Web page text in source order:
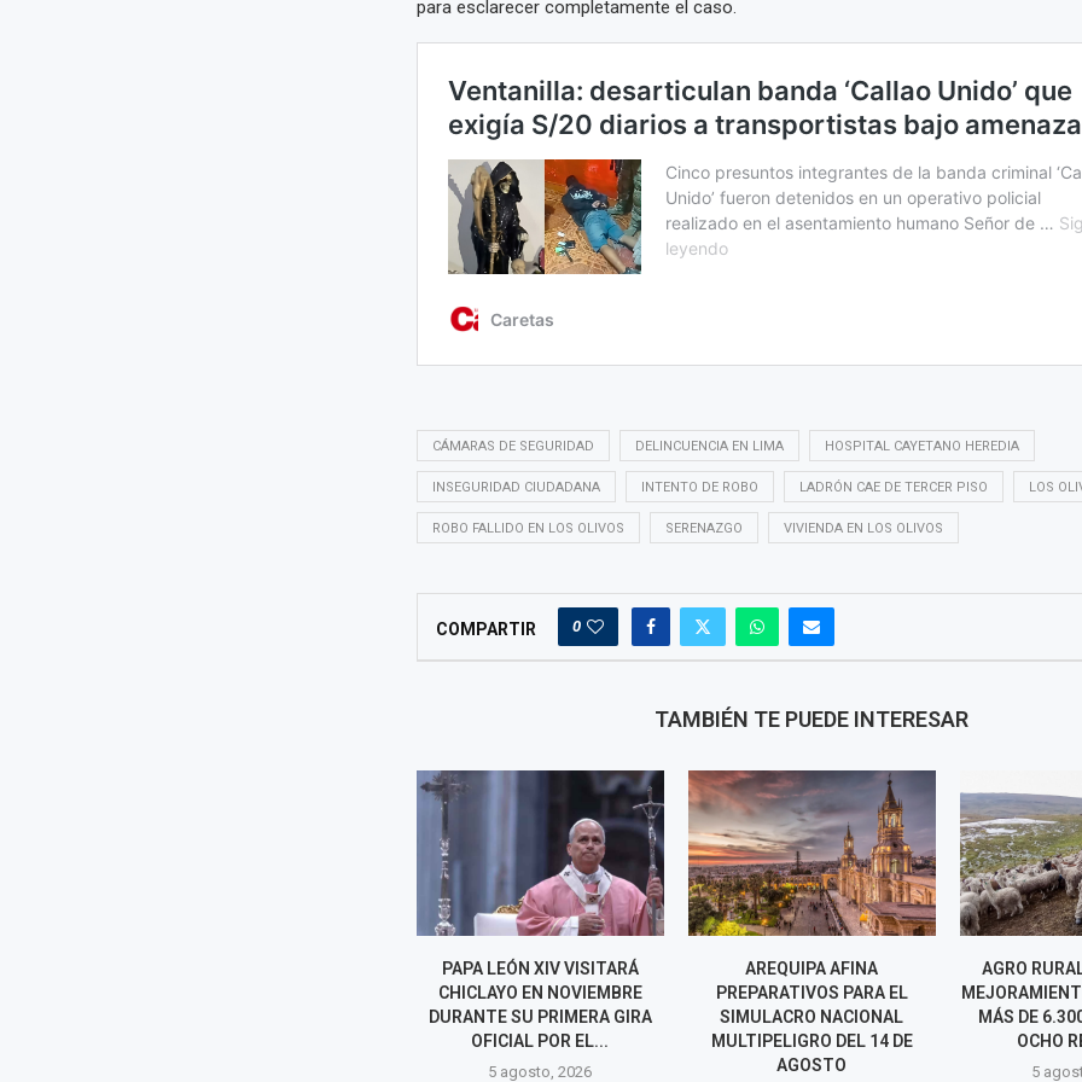
para esclarecer completamente el caso.
CÁMARAS DE SEGURIDAD DELINCUENCIA EN LIMA HOSPITAL CAYETANO HEREDIA
INSEGURIDAD CIUDADANA INTENTO DE ROBO LADRÓN CAE DE TERCER PISO LOS
ROBO FALLIDO EN LOS OLIVOS SERENAZGO VIVIENDA EN LOS OLIVOS
COMPARTIR 0
TAMBIÉN TE PUEDE INTERESAR
PAPA LEÓN XIV VISITARÁ
CHICLAYO EN NOVIEMBRE
DURANTE SU PRIMERA GIRA
OFICIAL POR EL...
5 agosto, 2026
AREQUIPA AFINA
PREPARATIVOS PARA EL
SIMULACRO NACIONAL
MULTIPELIGRO DEL 14 DE
AGOSTO
AGRO
MÁS DE
OCHO
5